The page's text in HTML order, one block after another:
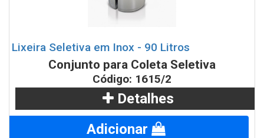
Lixeira Seletiva em Inox - 90 Litros
Conjunto para Coleta Seletiva
Código: 1615/2
Detalhes
Adicionar